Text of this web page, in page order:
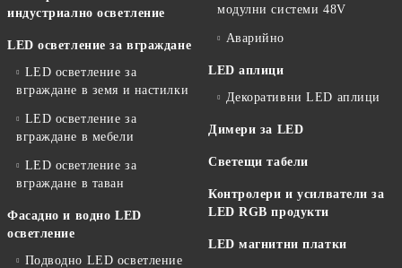
индустриално осветление
LED осветление за вграждане
LED осветление за
вграждане в земя и настилки
LED осветление за
вграждане в мебели
LED осветление за
вграждане в таван
Фасадно и водно LED
осветление
Подводно LED осветление
модулни системи 48V
Аварийно
LED аплици
Декоративни LED аплици
Димери за LED
Светещи табели
Контролери и усилватели за
LED RGB продукти
LED магнитни платки